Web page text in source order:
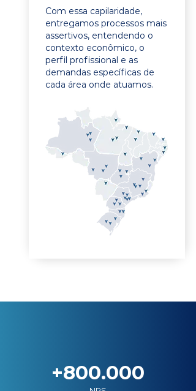
Com essa capilaridade,
entregamos processos mais
assertivos, entendendo o
contexto econômico, o
perfil profissional e as
demandas específicas de
cada área onde atuamos.
+800.000